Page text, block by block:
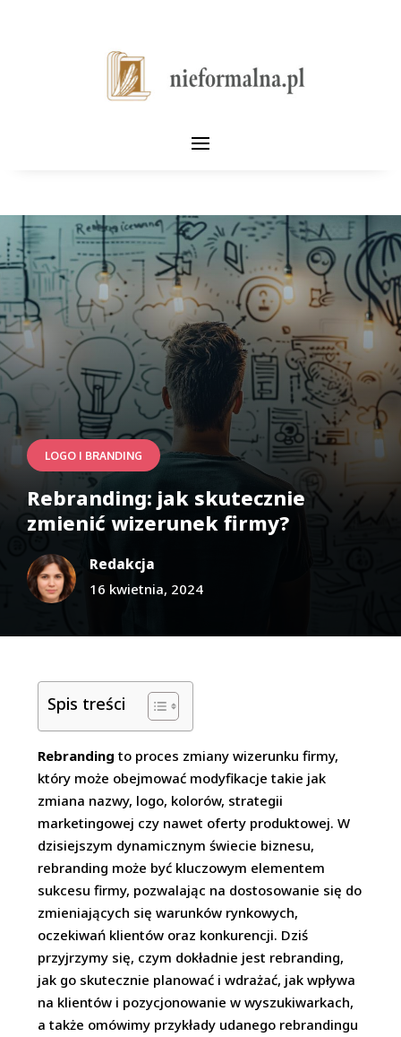
LOGO I BRANDING
Rebranding: jak skutecznie
zmienić wizerunek firmy?
Redakcja
16 kwietnia, 2024
Spis treści
Rebranding to proces zmiany wizerunku firmy,
który może obejmować modyfikacje takie jak
zmiana nazwy, logo, kolorów, strategii
marketingowej czy nawet oferty produktowej. W
dzisiejszym dynamicznym świecie biznesu,
rebranding może być kluczowym elementem
sukcesu firmy, pozwalając na dostosowanie się do
zmieniających się warunków rynkowych,
oczekiwań klientów oraz konkurencji. Dziś
przyjrzymy się, czym dokładnie jest rebranding,
jak go skutecznie planować i wdrażać, jak wpływa
na klientów i pozycjonowanie w wyszukiwarkach,
a także omówimy przykłady udanego rebrandingu